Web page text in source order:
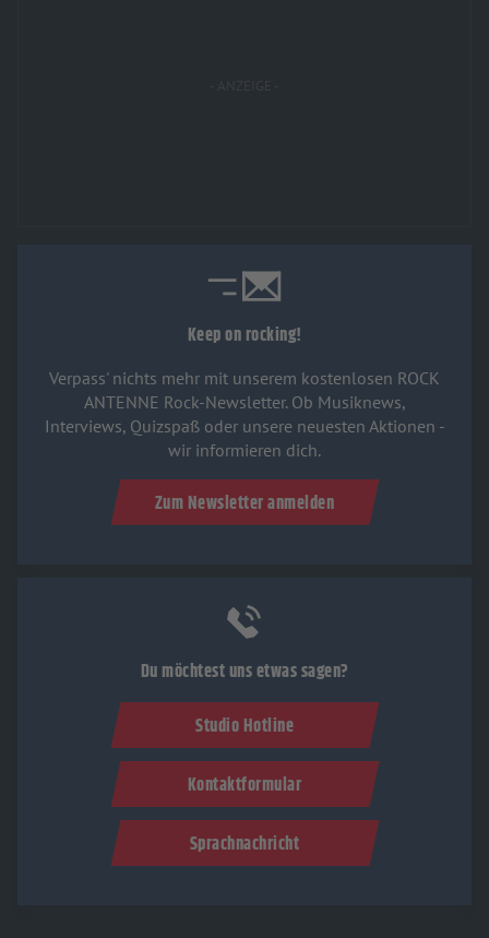
Keep on rocking!
Verpass' nichts mehr mit unserem kostenlosen ROCK
ANTENNE Rock-Newsletter. Ob Musiknews,
Interviews, Quizspaß oder unsere neuesten Aktionen -
wir informieren dich.
Zum Newsletter anmelden
Du möchtest uns etwas sagen?
Studio Hotline
Kontaktformular
Sprachnachricht